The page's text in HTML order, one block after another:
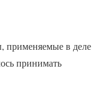
применяемые в деле
принимать